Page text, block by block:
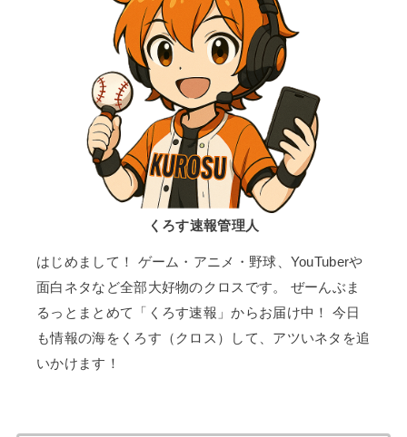
くろす速報管理人
はじめまして！ ゲーム・アニメ・野球、YouTuberや
面白ネタなど全部大好物のクロスです。 ぜーんぶま
るっとまとめて「くろす速報」からお届け中！ 今日
も情報の海をくろす（クロス）して、アツいネタを追
いかけます！